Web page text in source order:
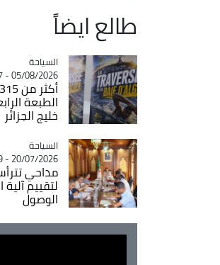
طالع ايضاً
Catégorie
السياحة
05/08/2026 - 15:07
الطبعة
خليج الجزائر
Catégorie
السياحة
20/07/2026 - 16:09
مداحي
لتقييم آلية
الوصول